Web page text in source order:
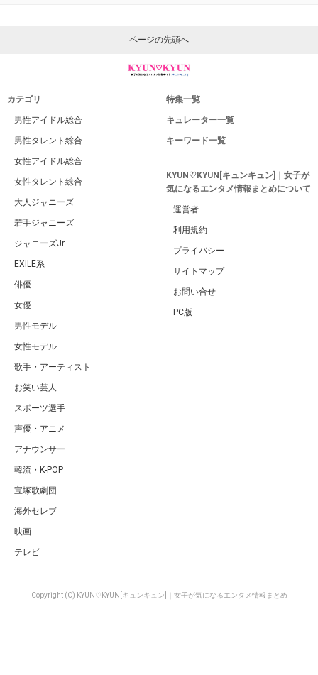
ページの先頭へ
カテゴリ
男性アイドル総合
男性タレント総合
女性アイドル総合
女性タレント総合
大人ジャニーズ
若手ジャニーズ
ジャニーズJr.
EXILE系
俳優
女優
男性モデル
女性モデル
歌手・アーティスト
お笑い芸人
スポーツ選手
声優・アニメ
アナウンサー
韓流・K-POP
宝塚歌劇団
海外セレブ
映画
テレビ
特集一覧
キュレーター一覧
キーワード一覧
KYUN♡KYUN[キュンキュン]｜女子が
気になるエンタメ情報まとめについて
運営者
利用規約
プライバシー
サイトマップ
お問い合せ
PC版
Copyright (C) KYUN♡KYUN[キュンキュン]｜女子が気になるエンタメ情報まとめ